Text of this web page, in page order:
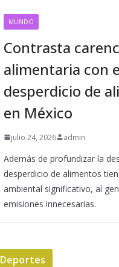
MUNDO
Contrasta
alimentaria con
desperdicio de
en México
julio 24, 2026 admin
Además de profundizar la
desperdicio de alimentos
ambiental significativo, al
emisiones innecesarias.
Deportes